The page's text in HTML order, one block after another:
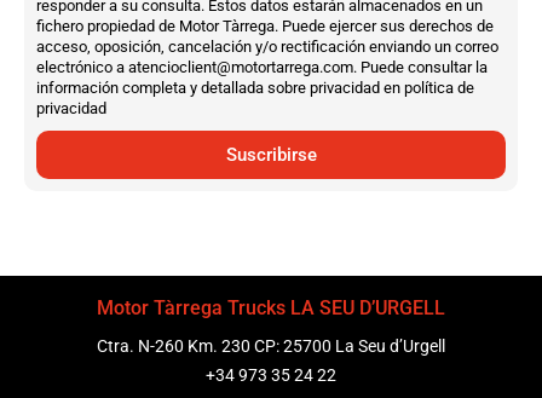
responder a su consulta. Estos datos estarán almacenados en un
fichero propiedad de Motor Tàrrega. Puede ejercer sus derechos de
acceso, oposición, cancelación y/o rectificación enviando un correo
electrónico a atencioclient@motortarrega.com. Puede consultar la
información completa y detallada sobre privacidad en política de
privacidad
Suscribirse
Motor Tàrrega Trucks LA SEU D’URGELL
Ctra. N-260 Km. 230 CP: 25700 La Seu d’Urgell
+34 973 35 24 22